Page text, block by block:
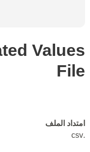
Values
File
امتداد الملف
.csv